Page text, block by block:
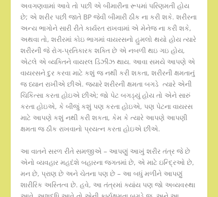
અવગણવામાં આવે તો પછી એ બીમારીના રૂપમાં પરિણમતી હોય
છે; એ શરીર પછી જાતે BP જેવી બીમારી ઠીક ના કરી શકે. શરીરના
અન્ય ભાગોને સારી રીતે કાર્યરત રાખવામાં એ મેનેજ ના કરી શકે,
અથવા તો, શરીરમાં કોઇ ભાગમાં વાયરસનો હુમલો થયો હોય ત્યારે
શરીરની જે રોગ-પ્રતિકારક શક્તિ છે એ નબળી થઇ ગઇ હોય,
એટલે એ વ્યક્તિને વાયરલ ડિઝીઝ થાય. આવા સમયે આપણે એ
વાયરસને દુર કરવા માટે કશું જ નથી કરી શકતા, શરીરની ક્ષમતાનું
જ ધ્યાન રાખીએ છીએ. જ્યારે શરીરની ક્ષમતા બગડે ત્યારે એની
ચિકિત્સા કરતા હોઇએ છીએ; જો પેટ બગડ્યું હોય તો એને સારું
કરતા હોઇએ, કે બીજું કશું પણ કરતા હોઇએ, પણ પેટના વાયરસ
માટે આપણે કશું નથી કરી શકતા, કેમ કે ત્યારે આપણે આપણી
ક્ષમતા જ ઠીક રાખવાનો પ્રયત્ન કરતા હોઇએ છીએ.
આ વાતને સરળ રીતે સમજીએ – આપણું આખું શરીર તંત્ર જે છે
એનો વ્યવહાર મહદંશે બહારના જગતમાં છે, એ માટે ઇન્દ્રિઓ છે,
મન છે, પ્રાણ છે અને ચેતના પણ છે – આ બધું મળીને આપણું
શારીરિક અસ્તિત્વ છે. હવે, આ તંત્રમાં ક્યાંય પણ જો અવ્યવસ્થા